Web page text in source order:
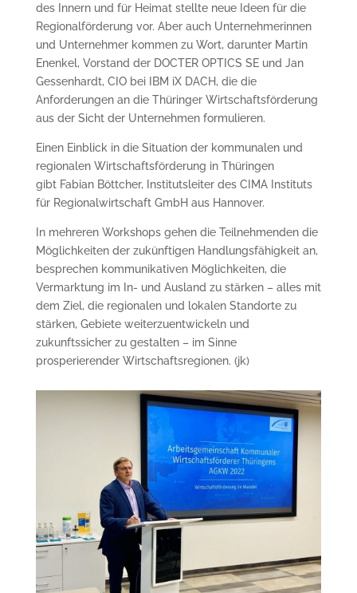
des Innern und für Heimat stellte neue Ideen für die
Re­gional­förderung vor. Aber auch Unter­nehmer­innen
und Unternehmer kommen zu Wort, darunter Martin
Enenkel, Vorstand der DOCTER OPTICS SE und Jan
Gessenhardt, CIO bei IBM iX DACH, die die
Anforderungen an die Thüringer Wirtschafts­förderung
aus der Sicht der Unternehmen formulieren.
Einen Einblick in die Situation der kommunalen und
regionalen Wirt­schafts­förderung in Thüringen
gibt Fabian Böttcher, Institutsleiter des CIMA Instituts
für Regionalwirtschaft GmbH aus Hannover.
In mehreren Workshops gehen die Teil­nehmenden die
Möglichkeiten der zukünftigen Handlungsfähigkeit an,
besprechen kommu­nikativen Möglichkeiten, die
Vermarktung im In- und Ausland zu stärken – alles mit
dem Ziel, die regionalen und lokalen Stand­orte zu
stärken, Gebiete weiter­zuentwickeln und
zukunftssicher zu gestalten – im Sinne
prosperierender Wirtschaftsregionen. (jk)